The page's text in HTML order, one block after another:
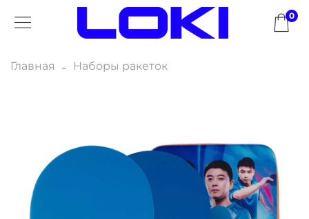
0
Главная Наборы ракеток